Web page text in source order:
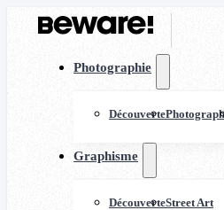
Photographie
Découverte
Graphisme
DécouverteStreet Art